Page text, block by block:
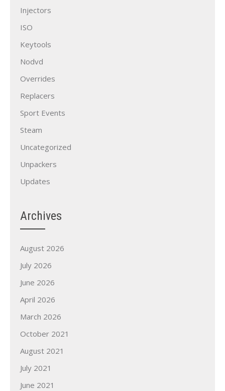
Injectors
ISO
Keytools
Nodvd
Overrides
Replacers
Sport Events
Steam
Uncategorized
Unpackers
Updates
Archives
August 2026
July 2026
June 2026
April 2026
March 2026
October 2021
August 2021
July 2021
June 2021